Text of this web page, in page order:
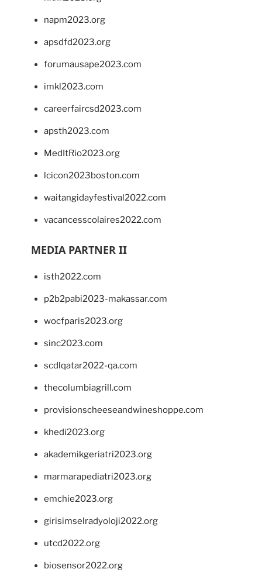
napm2023.org
apsdfd2023.org
forumausape2023.com
imkl2023.com
careerfaircsd2023.com
apsth2023.com
MedItRio2023.org
lcicon2023boston.com
waitangidayfestival2022.com
vacancesscolaires2022.com
MEDIA PARTNER II
isth2022.com
p2b2pabi2023-makassar.com
wocfparis2023.org
sinc2023.com
scdlqatar2022-qa.com
thecolumbiagrill.com
provisionscheeseandwineshoppe.com
khedi2023.org
akademikgeriatri2023.org
marmarapediatri2023.org
emchie2023.org
girisimselradyoloji2022.org
utcd2022.org
biosensor2022.org